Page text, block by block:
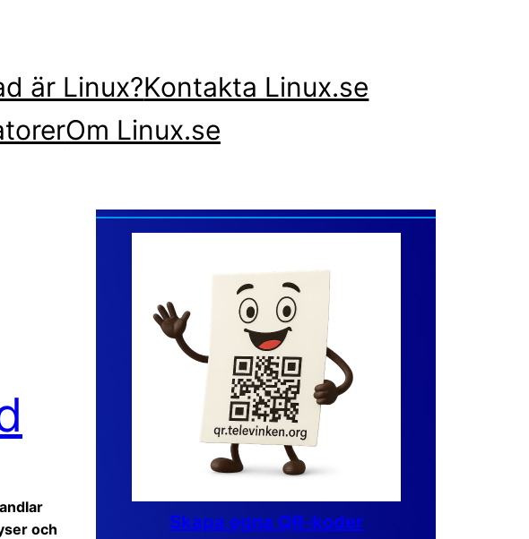
är Linux?Kontakta Linux.se
Om Linux.se
och
Skapa egna QR-koder